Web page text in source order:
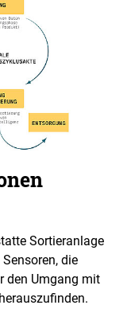
n
f
f
Sortieranlage
die
den Umgang mit